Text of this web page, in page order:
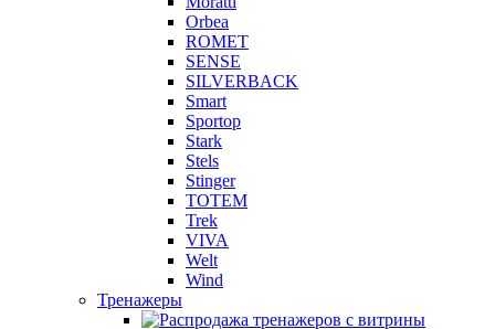
Orbea
ROMET
SENSE
SILVERBACK
Smart
Sportop
Stark
Stels
Stinger
TOTEM
Trek
VIVA
Welt
Wind
Тренажеры